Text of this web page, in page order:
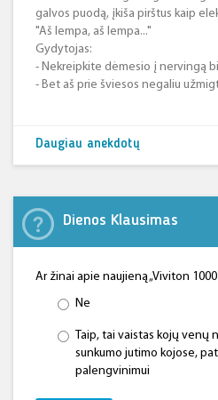
galvos puodą, įkiša pirštus kaip
"Aš lempa, aš lempa..."
Gydytojas:
- Nekreipkite dėmesio į nervingą
- Bet aš prie šviesos negaliu
Daugiau anekdotų
Dienos Klausimas
Ar žinai apie naujieną „Viviton 1000
Ne
Taip, tai vaistas kojų venų
sunkumo jutimo kojose,
palengvinimui